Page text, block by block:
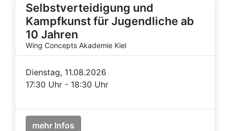
Selbstverteidigung und
Kampfkunst für Jugendliche ab
10 Jahren
Wing Concepts Akademie Kiel
Dienstag, 11.08.2026
17:30 Uhr - 18:30 Uhr
mehr Infos